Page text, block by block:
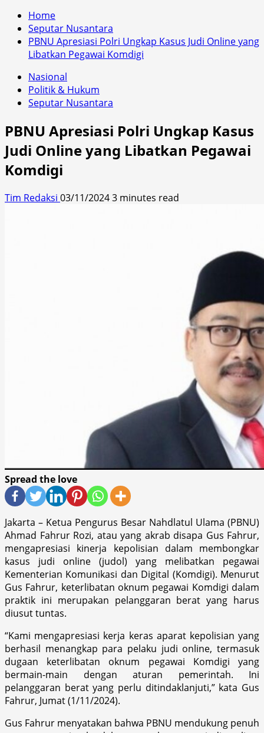
Home
Seputar Nusantara
PBNU Apresiasi Polri Ungkap Kasus Judi Online yang
Libatkan Pegawai Komdigi
Nasional
Politik & Hukum
Seputar Nusantara
PBNU Apresiasi Polri Ungkap Kasus
Judi Online yang Libatkan Pegawai
Komdigi
Tim Redaksi 03/11/20243 minutes read
Spread the love
Jakarta – Ketua Pengurus Besar Nahdlatul Ulama (PBNU)
Ahmad Fahrur Rozi, atau yang akrab disapa Gus Fahrur,
mengapresiasi kinerja kepolisian dalam membongkar
kasus judi online (judol) yang melibatkan pegawai
Kementerian Komunikasi dan Digital (Komdigi). Menurut
Gus Fahrur, keterlibatan oknum pegawai Komdigi dalam
praktik ini merupakan pelanggaran berat yang harus
diusut tuntas.
“Kami mengapresiasi kerja keras aparat kepolisian yang
berhasil menangkap para pelaku judi online, termasuk
dugaan keterlibatan oknum pegawai Komdigi yang
bermain-main dengan aturan pemerintah. Ini
pelanggaran berat yang perlu ditindaklanjuti,” kata Gus
Fahrur, Jumat (1/11/2024).
Gus Fahrur menyatakan bahwa PBNU mendukung penuh